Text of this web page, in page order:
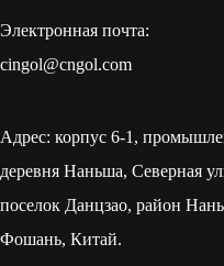
Электронная почта:
cingol@cngol.com
Адрес: корпус 6-1,
деревня Наньша, Северная
поселок Данцзао, район
Фошань, Китай.